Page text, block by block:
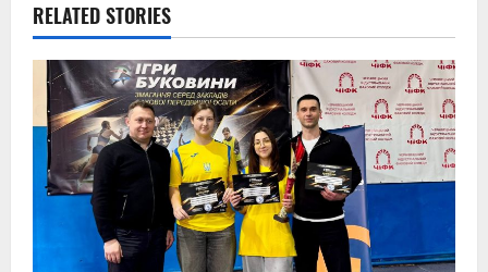
a
i
g
a
RELATED STORIES